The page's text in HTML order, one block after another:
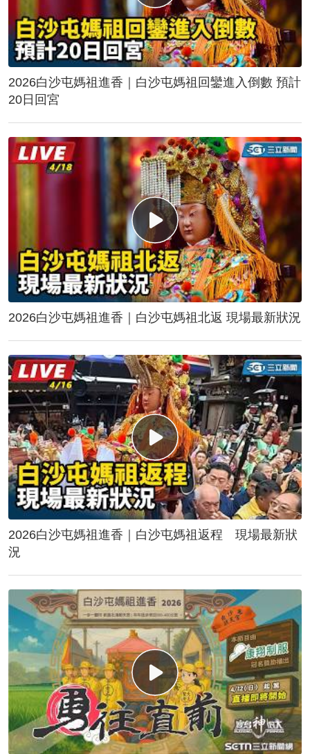
2026白沙屯媽祖進香｜白沙屯媽祖回鑾進入倒數 預計
20日回宮
2026白沙屯媽祖進香｜白沙屯媽祖北返 現場最新狀況
2026白沙屯媽祖進香｜白沙屯媽祖返程 現場最新狀
況